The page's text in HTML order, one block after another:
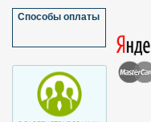
Способы оплаты